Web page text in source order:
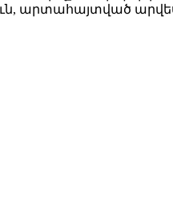
արտահայտված